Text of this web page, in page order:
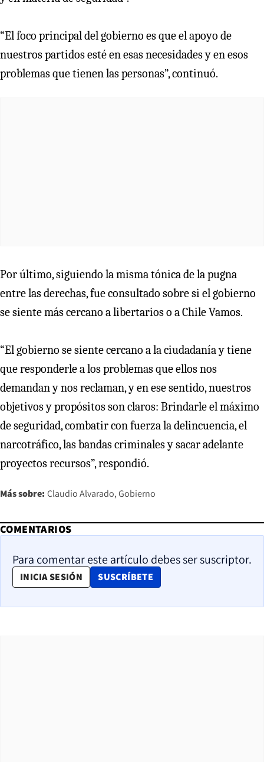
“El foco principal del gobierno es que el apoyo de
nuestros partidos esté en esas necesidades y en esos
problemas que tienen las personas”, continuó.
Por último, siguiendo la misma tónica de la pugna
entre las derechas, fue consultado sobre si el gobierno
se siente más cercano a libertarios o a Chile Vamos.
“El gobierno se siente cercano a la ciudadanía y tiene
que responderle a los problemas que ellos nos
demandan y nos reclaman, y en ese sentido, nuestros
objetivos y propósitos son claros: Brindarle el máximo
de seguridad, combatir con fuerza la delincuencia, el
narcotráfico, las bandas criminales y sacar adelante
proyectos recursos”, respondió.
Más sobre: Claudio Alvarado Gobierno
COMENTARIOS
Para comentar este artículo debes ser suscriptor.
INICIA SESIÓN SUSCRÍBETE
OPENS IN NEW WINDOW